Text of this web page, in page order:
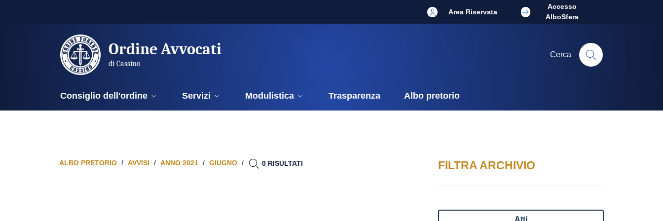
Area Riservata
Accesso
AlboSfera
Ordine Avvocati
di Cassino
Cerca
Consiglio dell'ordine Servizi Modulistica Trasparenza Albo pretorio
FILTRA ARCHIVIO
Atti
ALBO PRETORIO AVVISI ANNO 2021 GIUGNO 0 RISULTATI